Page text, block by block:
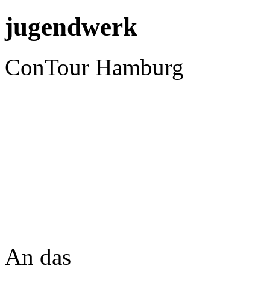
jugendwerk
ConTour Hamburg
An das